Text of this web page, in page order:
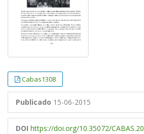
Cabas1308
Publicado 15-06-2015
DOI https://doi.org/10.35072/